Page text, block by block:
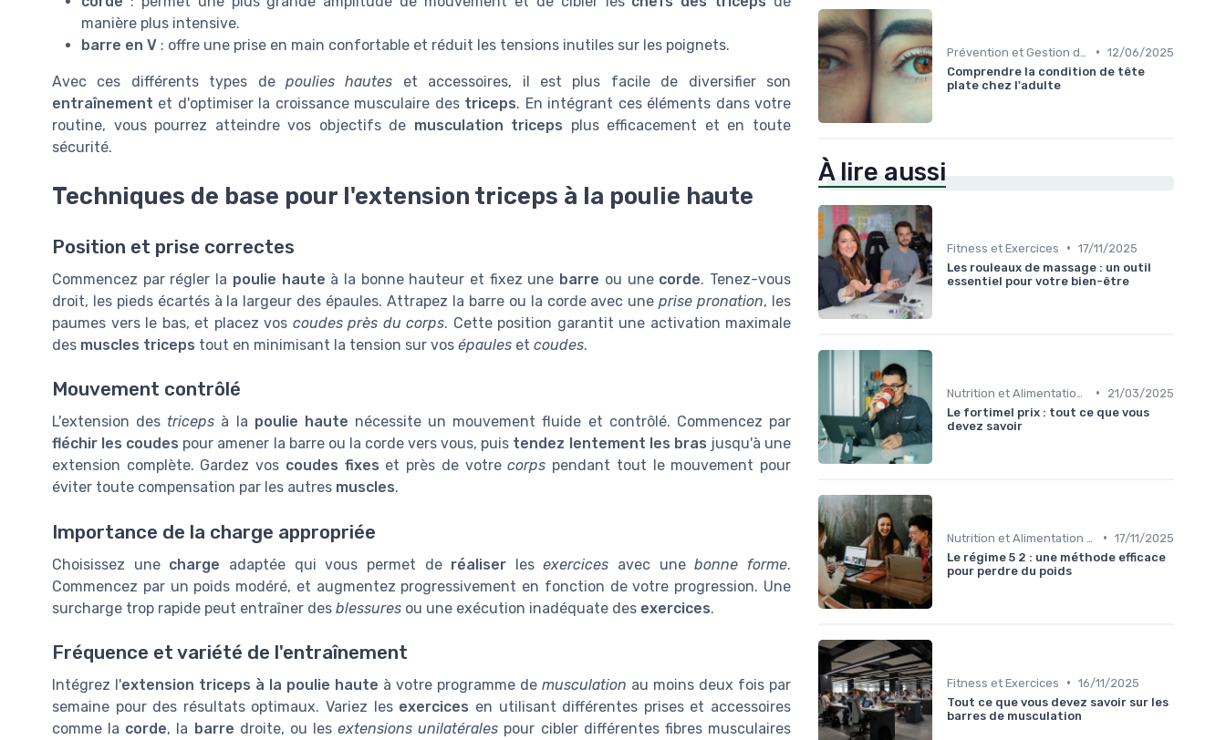
manière plus intensive.
barre en V : offre une prise en main confortable et réduit les tensions inutiles sur les poignets.
Avec ces différents types de poulies hautes et accessoires, il est plus facile de diversifier son
entraînement et d'optimiser la croissance musculaire des triceps. En intégrant ces éléments dans votre
routine, vous pourrez atteindre vos objectifs de musculation triceps plus efficacement et en toute
sécurité.
Techniques de base pour l'extension triceps à la poulie haute
Position et prise correctes
Commencez par régler la poulie haute à la bonne hauteur et fixez une barre ou une corde. Tenez-vous
droit, les pieds écartés à la largeur des épaules. Attrapez la barre ou la corde avec uneprise pronation, les
paumes vers le bas, et placez vos coudes près du corps. Cette position garantit une activation maximale
des muscles triceps tout en minimisant la tension sur vos épaules et coudes.
Mouvement contrôlé
L'extension des triceps à la poulie haute nécessite un mouvement fluide et contrôlé. Commencez par
fléchir les coudes pour amener la barre ou la corde vers vous, puis tendez lentement les bras jusqu'à une
extension complète. Gardez vos coudes fixes et près de votrecorps pendant tout le mouvement pour
éviter toute compensation par les autres muscles.
Importance de la charge appropriée
Choisissez une charge adaptée qui vous permet de réaliser lesexercices avec unebonne forme.
Commencez par un poids modéré, et augmentez progressivement en fonction de votre progression. Une
surcharge trop rapide peut entraîner des blessures ou une exécution inadéquate des exercices.
Fréquence et variété de l'entraînement
Intégrez l'extension triceps à la poulie haute à votre programme de musculation au moins deux fois par
semaine pour des résultats optimaux. Variez les exercices en utilisant différentes prises et accessoires
comme la corde, la barre droite, ou lesextensions unilatérales pour cibler différentes fibres musculaires
• 12/06/2025
Comprendre la condition de tête
plate chez l'adulte
À lire aussi
Fitness et Exercices • 17/11/2025
Les rouleaux de massage : un outil
essentiel pour votre bien-être
•
21/03/2025
Le fortimel prix : tout ce que vous
devez savoir
• 17/11/2025
Le régime 5 2 : une méthode efficace
pour perdre du poids
Fitness et Exercices • 16/11/2025
Tout ce que vous devez savoir sur les
barres de musculation